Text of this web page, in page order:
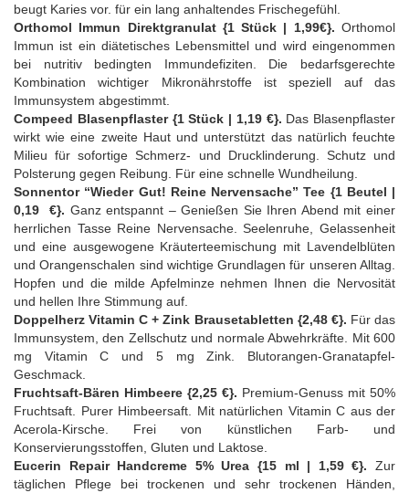
beugt Karies vor. für ein lang anhaltendes Frischegefühl.
Orthomol Immun Direktgranulat {1 Stück | 1,99€}. Orthomol
Immun ist ein diätetisches Lebensmittel und wird eingenommen
bei nutritiv bedingten Immundefiziten. Die bedarfsgerechte
Kombination wichtiger Mikronährstoffe ist speziell auf das
Immunsystem abgestimmt.
Compeed Blasenpflaster {1 Stück | 1,19 €}. Das Blasenpflaster
wirkt wie eine zweite Haut und unterstützt das natürlich feuchte
Milieu für sofortige Schmerz- und Drucklinderung. Schutz und
Polsterung gegen Reibung. Für eine schnelle Wundheilung.
Sonnentor “Wieder Gut! Reine Nervensache” Tee {1 Beutel |
0,19 €}. Ganz entspannt – Genießen Sie Ihren Abend mit einer
herrlichen Tasse Reine Nervensache. Seelenruhe, Gelassenheit
und eine ausgewogene Kräuterteemischung mit Lavendelblüten
und Orangenschalen sind wichtige Grundlagen für unseren Alltag.
Hopfen und die milde Apfelminze nehmen Ihnen die Nervosität
und hellen Ihre Stimmung auf.
Doppelherz Vitamin C + Zink Brausetabletten {2,48 €}. Für das
Immunsystem, den Zellschutz und normale Abwehrkräfte. Mit 600
mg Vitamin C und 5 mg Zink. Blutorangen-Granatapfel-
Geschmack.
Fruchtsaft-Bären Himbeere {2,25 €}. Premium-Genuss mit 50%
Fruchtsaft. Purer Himbeersaft. Mit natürlichen Vitamin C aus der
Acerola-Kirsche. Frei von künstlichen Farb- und
Konservierungsstoffen, Gluten und Laktose.
Eucerin Repair Handcreme 5% Urea {15 ml | 1,59 €}. Zur
täglichen Pflege bei trockenen und sehr trockenen Händen,